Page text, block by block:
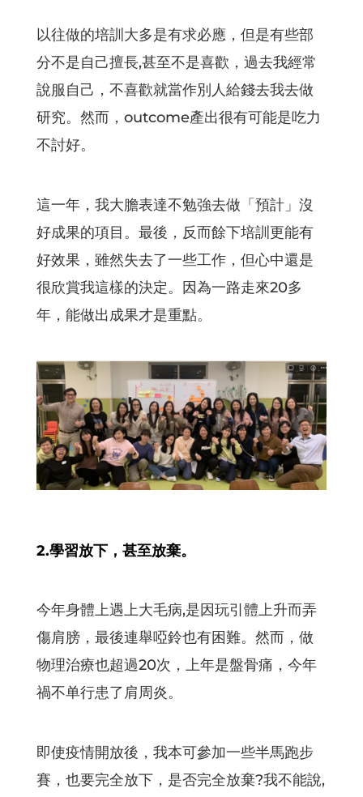
以往做的培訓大多是有求必應，但是有些部
分不是自己擅長,甚至不是喜歡，過去我經常
說服自己，不喜歡就當作別人給錢去我去做
研究。然而，outcome產出很有可能是吃力
不討好。
這一年，我大膽表達不勉強去做「預計」沒
好成果的項目。最後，反而餘下培訓更能有
好效果，雖然失去了一些工作，但心中還是
很欣賞我這樣的決定。因為一路走來20多
年，能做出成果才是重點。
2.學習放下，甚至放棄。
今年身體上遇上大毛病,是因玩引體上升而弄
傷肩膀，最後連舉啞鈴也有困難。然而，做
物理治療也超過20次，上年是盤骨痛，今年
禍不单行患了肩周炎。
即使疫情開放後，我本可參加一些半馬跑步
賽，也要完全放下，是否完全放棄?我不能說,